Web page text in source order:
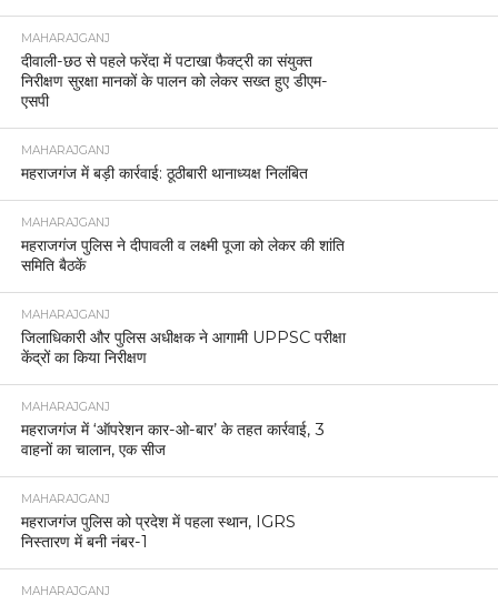
MAHARAJGANJ
दीवाली-छठ से पहले फरेंदा में पटाखा फैक्ट्री का संयुक्त
निरीक्षण सुरक्षा मानकों के पालन को लेकर सख्त हुए डीएम-
एसपी
MAHARAJGANJ
महराजगंज में बड़ी कार्रवाई: ठूठीबारी थानाध्यक्ष निलंबित
MAHARAJGANJ
महराजगंज पुलिस ने दीपावली व लक्ष्मी पूजा को लेकर की शांति
समिति बैठकें
MAHARAJGANJ
जिलाधिकारी और पुलिस अधीक्षक ने आगामी UPPSC परीक्षा
केंद्रों का किया निरीक्षण
MAHARAJGANJ
महराजगंज में ‘ऑपरेशन कार-ओ-बार’ के तहत कार्रवाई, 3
वाहनों का चालान, एक सीज
MAHARAJGANJ
महराजगंज पुलिस को प्रदेश में पहला स्थान, IGRS
निस्तारण में बनी नंबर-1
MAHARAJGANJ